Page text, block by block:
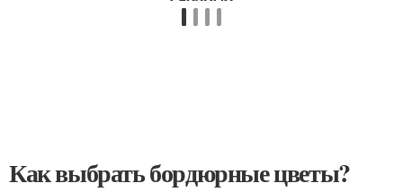
Как выбрать бордюрные цветы?